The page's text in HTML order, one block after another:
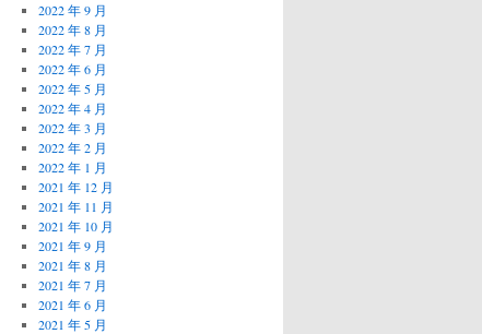
2022 年 9 月
2022 年 8 月
2022 年 7 月
2022 年 6 月
2022 年 5 月
2022 年 4 月
2022 年 3 月
2022 年 2 月
2022 年 1 月
2021 年 12 月
2021 年 11 月
2021 年 10 月
2021 年 9 月
2021 年 8 月
2021 年 7 月
2021 年 6 月
2021 年 5 月